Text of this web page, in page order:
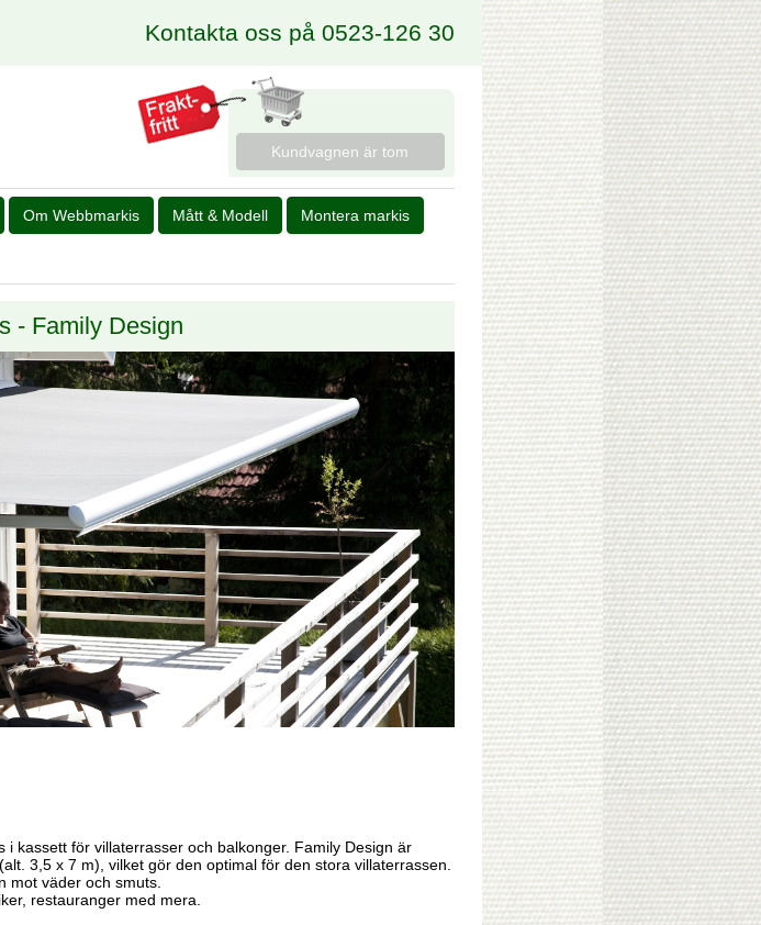
Kontakta oss på 0523-126 30
Kundvagnen är tom
Om Webbmarkis Mått & Modell Montera markis
- Family Design
kassett för villaterrasser och balkonger. Family Design är
3,5 x ​​​​​7 m), vilket gör den optimal för den stora villaterrassen.
mot väder och smuts.​​​​​​
restauranger med mera.